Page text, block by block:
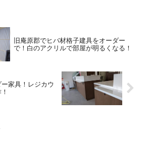
旧庵原郡でヒバ材格子建具をオーダー
で！白のアクリルで部屋が明るくなる！
家具！レジカウ